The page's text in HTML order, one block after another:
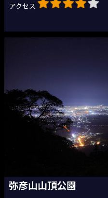
アクセス
弥彦山山頂公園